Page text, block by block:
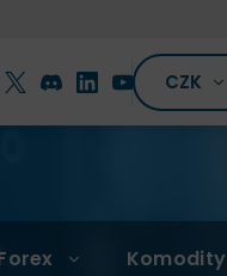
CZK
Komodity